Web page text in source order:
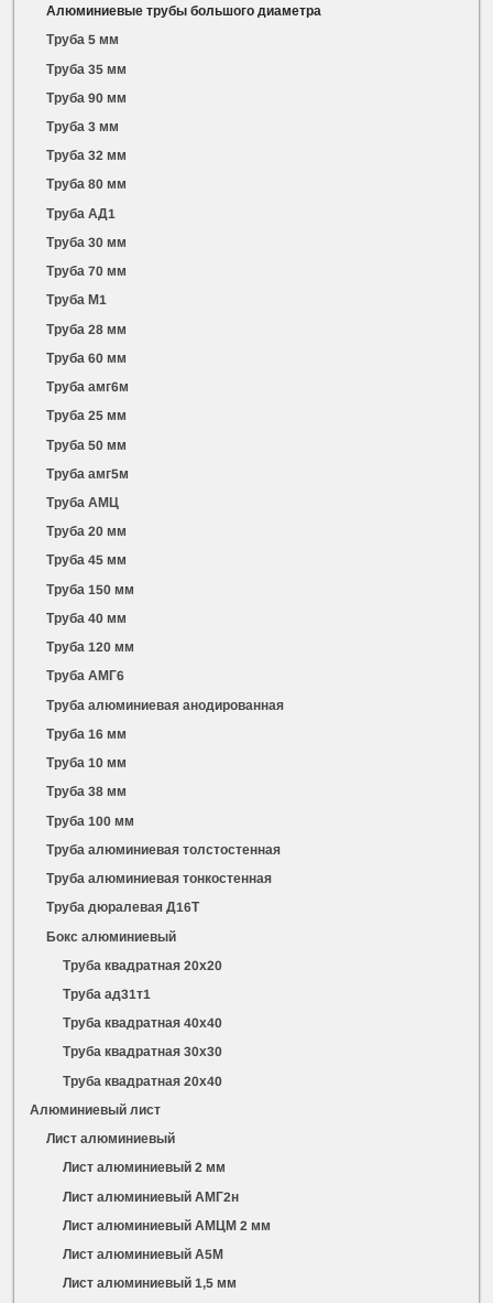
Алюминиевые трубы большого диаметра
Труба 5 мм
Труба 35 мм
Труба 90 мм
Труба 3 мм
Труба 32 мм
Труба 80 мм
Труба АД1
Труба 30 мм
Труба 70 мм
Труба М1
Труба 28 мм
Труба 60 мм
Труба амг6м
Труба 25 мм
Труба 50 мм
Труба амг5м
Труба АМЦ
Труба 20 мм
Труба 45 мм
Труба 150 мм
Труба 40 мм
Труба 120 мм
Труба АМГ6
Труба алюминиевая анодированная
Труба 16 мм
Труба 10 мм
Труба 38 мм
Труба 100 мм
Труба алюминиевая толстостенная
Труба алюминиевая тонкостенная
Труба дюралевая Д16Т
Бокс алюминиевый
Труба квадратная 20х20
Труба ад31т1
Труба квадратная 40х40
Труба квадратная 30х30
Труба квадратная 20х40
Алюминиевый лист
Лист алюминиевый
Лист алюминиевый 2 мм
Лист алюминиевый АМГ2н
Лист алюминиевый АМЦМ 2 мм
Лист алюминиевый А5М
Лист алюминиевый 1,5 мм